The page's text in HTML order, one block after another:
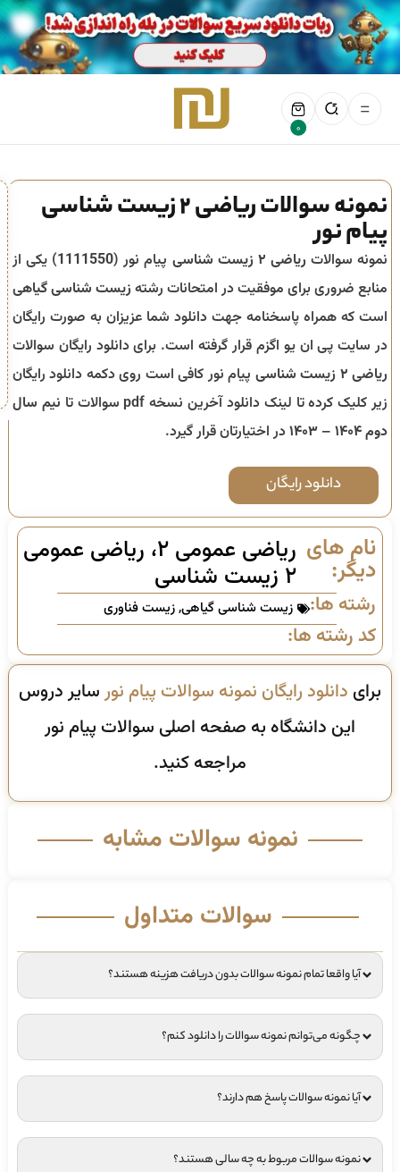
0
نمونه سوالات ریاضی ۲ زیست شناسی
پیام نور
نمونه سوالات ریاضی ۲ زیست شناسی پیام نور (1111550) یکی از
منابع ضروری برای موفقیت در امتحانات رشته زیست شناسی گیاهی
است که همراه پاسخنامه جهت دانلود شما عزیزان به صورت رایگان
در سایت پی ان یو اگزم قرار گرفته است. برای دانلود رایگان سوالات
ریاضی ۲ زیست شناسی
پیام نور کافی است روی دکمه دانلود رایگان
زیر کلیک کرده تا لینک دانلود آخرین نسخه pdf سوالات تا
نیم سال
دوم ۱۴۰۴ – ۱۴۰۳
در اختیارتان قرار گیرد.
دانلود رایگان
نام های
دیگر:
ریاضی عمومی ۲، ریاضی عمومی
۲ زیست شناسی
رشته ها: زیست شناسی گیاهی,زیست فناوری
کد رشته ها:
برای دانلود رایگان نمونه سوالات پیام نورسایر دروس
این دانشگاه به صفحه اصلی سوالات پیام نور
مراجعه کنید.
نمونه سوالات مشابه
سوالات متداول
آیا واقعا تمام نمونه سوالات بدون دریافت هزینه هستند؟
چگونه می‌توانم نمونه سوالات را دانلود کنم؟
آیا نمونه سوالات پاسخ هم دارند؟
نمونه سوالات مربوط به چه سالی هستند؟